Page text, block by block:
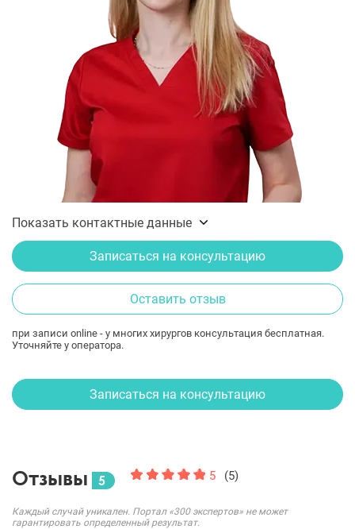
Показать контактные данные
Записаться на консультацию
Оставить отзыв
при записи online - у многих хирургов консультация бесплатная.
Уточняйте у оператора.
Записаться на консультацию
Отзывы 5 5 (5)
Каждый случай уникален. Портал «300 экспертов» не может
гарантировать определенный результат.